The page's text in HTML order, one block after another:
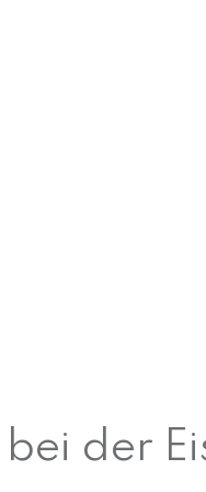
der